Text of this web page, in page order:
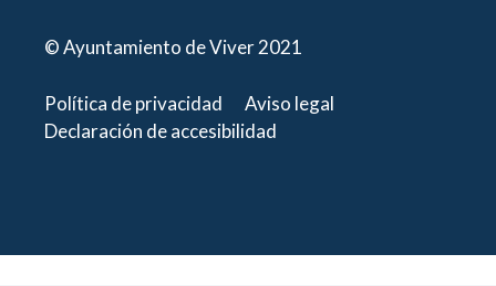
© Ayuntamiento de Viver 2021
Política de privacidad
Aviso legal
Declaración de accesibilidad